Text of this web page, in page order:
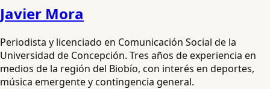
Javier Mora
Periodista y licenciado en Comunicación Social de la
Universidad de Concepción. Tres años de experiencia en
medios de la región del Biobío, con interés en deportes,
música emergente y contingencia general.